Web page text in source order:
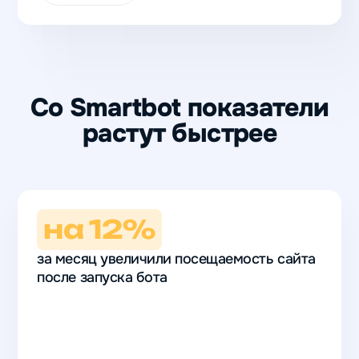
Со Smartbot показатели
растут быстрее
на 12%
за месяц увеличили посещаемость сайта
после запуска бота